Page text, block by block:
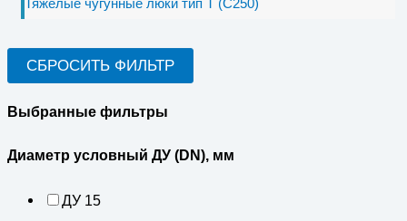
Тяжелые чугунные люки тип Т (С250)
СБРОСИТЬ ФИЛЬТР
Выбранные фильтры
Диаметр условный ДУ (DN), мм
ДУ 15